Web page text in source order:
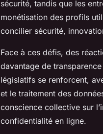
sécurité, tandis que les
monétisation des profils
concilier sécurité,
Face à ces défis, des
davantage de
législatifs se renforcent,
et le traitement des
conscience collective sur
confidentialité en ligne.